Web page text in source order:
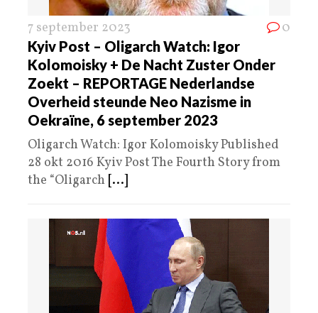
7 september 2023 0
Kyiv Post – Oligarch Watch: Igor
Kolomoisky + De Nacht Zuster Onder
Zoekt – REPORTAGE Nederlandse
Overheid steunde Neo Nazisme in
Oekraïne, 6 september 2023
Oligarch Watch: Igor Kolomoisky Published
28 okt 2016 Kyiv Post The Fourth Story from
the “Oligarch [...]